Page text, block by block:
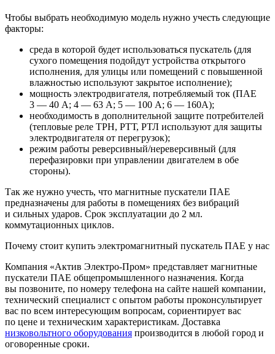
Чтобы выбрать необходимую модель нужно учесть следующие
факторы:
среда в которой будет использоваться пускатель (для
сухого помещения подойдут устройства открытого
исполнения, для улицы или помещений с повышенной
влажностью используют закрытое исполнение);
мощность электродвигателя, потребляемый ток (ПАЕ
3 — 40 А; 4 — 63 А; 5 — 100 А; 6 — 160А);
необходимость в дополнительной защите потребителей
(тепловые реле ТРН, РТТ, РТЛ используют для защиты
электродвигателя от перегрузок);
режим работы реверсивный/нереверсивный (для
перефазировки при управлении двигателем в обе
стороны).
Так же нужно учесть, что магнитные пускатели ПАЕ
предназначены для работы в помещениях без вибраций
и сильных ударов. Срок эксплуатации до 2 мл.
коммутационных циклов.
Почему стоит купить электромагнитный пускатель ПАЕ у нас
Компания «Актив Электро-Пром» представляет магнитные
пускатели ПАЕ общепромышленного назначения. Когда
вы позвоните, по номеру телефона на сайте нашей компании,
технический специалист с опытом работы проконсультирует
вас по всем интересующим вопросам, сориентирует вас
по цене и техническим характеристикам. Доставка
низковольтного оборудования производится в любой город и
оговоренные сроки.